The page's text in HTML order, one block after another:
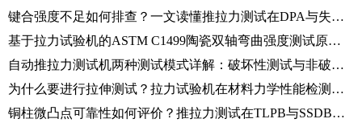
键合强度不足如何排查？一文读懂推拉力测试在DPA与失效分析中的核心应用
基于拉力试验机的ASTM C1499陶瓷双轴弯曲强度测试原理详解
自动推拉力测试机两种测试模式详解：破坏性测试与非破坏性测试区别
为什么要进行拉伸测试？拉力试验机在材料力学性能检测中的核心应用
铜柱微凸点可靠性如何评价？推拉力测试在TLPB与SSDB中的应用